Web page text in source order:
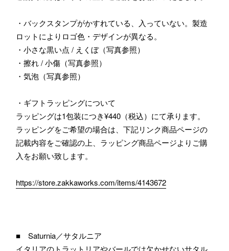
・バックスタンプがかすれている、入っていない。製造
ロットによりロゴ色・デザインが異なる。
・小さな黒い点 / えくぼ（写真参照）
・擦れ / 小傷（写真参照）
・気泡（写真参照）
・ギフトラッピングについて
ラッピングは1包装につき¥440（税込）にて承ります。
ラッピングをご希望の場合は、下記リンク商品ページの
記載内容をご確認の上、ラッピング商品ページよりご購
入をお願い致します。
https://store.zakkaworks.com/items/4143672
■ Saturnia／サタルニア
イタリアのトラットリアやバールでは欠かせないサタル